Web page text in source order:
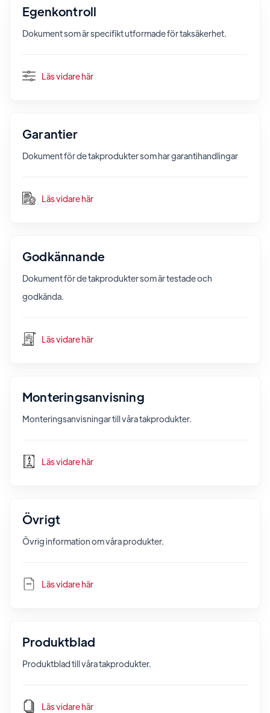
Egenkontroll
Dokument som är specifikt utformade för taksäkerhet.
Läs vidare här
Garantier
Dokument för de takprodukter som har garantihandlingar
Läs vidare här
Godkännande
Dokument för de takprodukter som är testade och
godkända.
Läs vidare här
Monteringsanvisning
Monteringsanvisningar till våra takprodukter.
Läs vidare här
Övrigt
Övrig information om våra produkter.
Läs vidare här
Produktblad
Produktblad till våra takprodukter.
Läs vidare här